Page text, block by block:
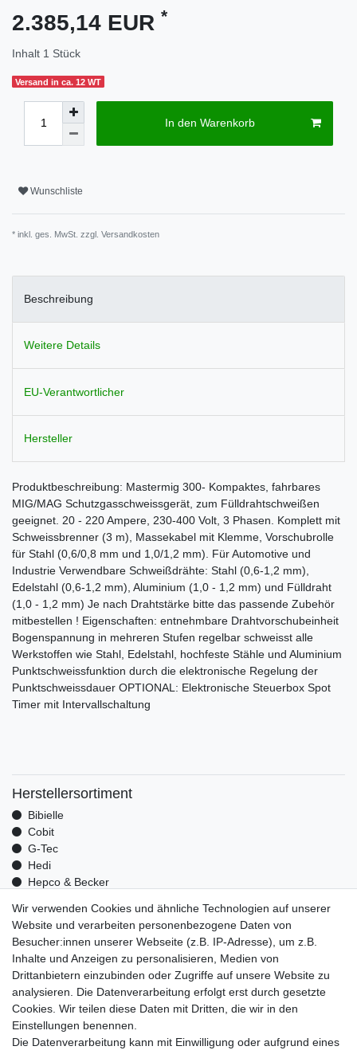
2.385,14 EUR *
Inhalt 1 Stück
Versand in ca. 12 WT
In den Warenkorb
Wunschliste
* inkl. ges. MwSt. zzgl. Versandkosten
Beschreibung
Weitere Details
EU-Verantwortlicher
Hersteller
Produktbeschreibung: Mastermig 300- Kompaktes, fahrbares
MIG/MAG Schutzgasschweissgerät, zum Fülldrahtschweißen
geeignet. 20 - 220 Ampere, 230-400 Volt, 3 Phasen. Komplett mit
Schweissbrenner (3 m), Massekabel mit Klemme, Vorschubrolle
für Stahl (0,6/0,8 mm und 1,0/1,2 mm). Für Automotive und
Industrie Verwendbare Schweißdrähte: Stahl (0,6-1,2 mm),
Edelstahl (0,6-1,2 mm), Aluminium (1,0 - 1,2 mm) und Fülldraht
(1,0 - 1,2 mm) Je nach Drahtstärke bitte das passende Zubehör
mitbestellen ! Eigenschaften: entnehmbare Drahtvorschubeinheit
Bogenspannung in mehreren Stufen regelbar schweisst alle
Werkstoffen wie Stahl, Edelstahl, hochfeste Stähle und Aluminium
Punktschweissfunktion durch die elektronische Regelung der
Punktschweissdauer OPTIONAL: Elektronische Steuerbox Spot
Timer mit Intervallschaltung
Herstellersortiment
Bibielle
Cobit
G-Tec
Hedi
Hepco & Becker
Optrel
Pressol
Telwin
Mehr über uns
Zahlungsarten
Versand
Kontakt
Wir verwenden Cookies und ähnliche Technologien auf unserer
Website und verarbeiten personenbezogene Daten von
Besucher:innen unserer Webseite (z.B. IP-Adresse), um z.B.
Inhalte und Anzeigen zu personalisieren, Medien von
Drittanbietern einzubinden oder Zugriffe auf unsere Website zu
analysieren. Die Datenverarbeitung erfolgt erst durch gesetzte
Cookies. Wir teilen diese Daten mit Dritten, die wir in den
Einstellungen benennen.
Die Datenverarbeitung kann mit Einwilligung oder aufgrund eines